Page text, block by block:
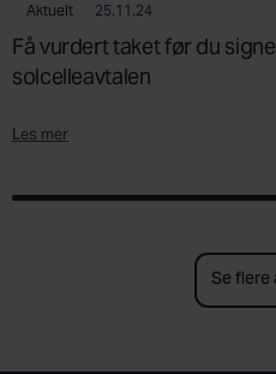
Aktuelt 25.11.24
Få vurdert taket før du
solcelleavtalen
Les mer
Se